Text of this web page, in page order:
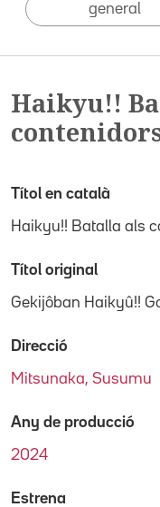
general
Haikyu!!
Títol en català
Haikyu!! Batalla als
Títol original
Gekijôban Haikyû!!
Direcció
Mitsunaka, Susumu
Any de producció
2024
Estrena